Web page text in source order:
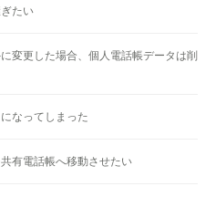
たい
変更した場合、個人電話帳データは削
なってしまった
有電話帳へ移動させたい